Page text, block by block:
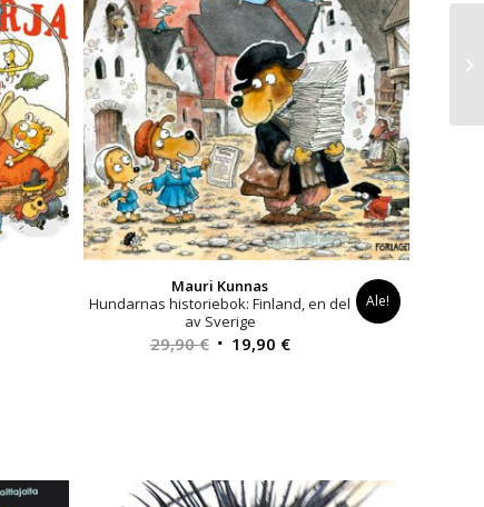
Mauri Kunnas
Hundarnas historiebok: Finland, en del
av Sverige
29,90€ Alkuperäinen
19,90 €Nykyinen
Ale!